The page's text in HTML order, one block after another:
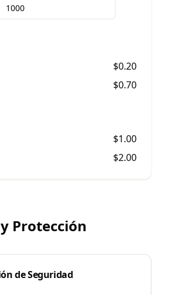
$0.20
$0.70
$1.00
$2.00
Protección
de Seguridad